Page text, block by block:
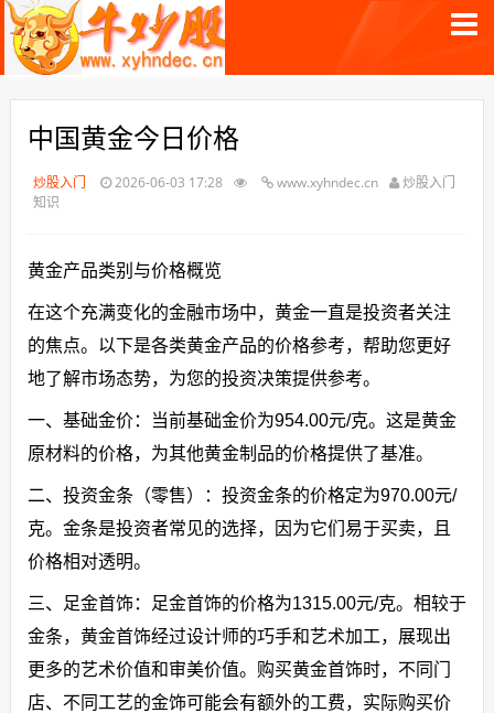
中国黄金今日价格
炒股入门 2026-06-03 17:28 www.xyhndec.cn
炒股入门
知识
黄金产品类别与价格概览
在这个充满变化的金融市场中，黄金一直是投资者关注
的焦点。以下是各类黄金产品的价格参考，帮助您更好
地了解市场态势，为您的投资决策提供参考。
一、基础金价：当前基础金价为954.00元/克。这是黄金
原材料的价格，为其他黄金制品的价格提供了基准。
二、投资金条（零售）：投资金条的价格定为970.00元/
克。金条是投资者常见的选择，因为它们易于买卖，且
价格相对透明。
三、足金首饰：足金首饰的价格为1315.00元/克。相较于
金条，黄金首饰经过设计师的巧手和艺术加工，展现出
更多的艺术价值和审美价值。购买黄金首饰时，不同门
店、不同工艺的金饰可能会有额外的工费，实际购买价